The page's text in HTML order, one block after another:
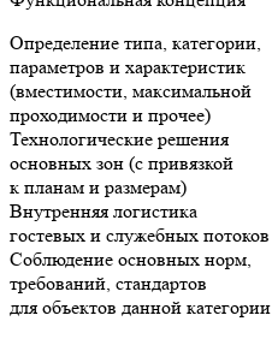
Определение типа, категории,
параметров и характеристик
(вместимости, максимальной
проходимости и прочее)
Технологические решения
основных зон (с привязкой
к планам и размерам)
Внутренняя логистика
гостевых и служебных потоков
Соблюдение основных норм,
требований, стандартов
для объектов данной категории